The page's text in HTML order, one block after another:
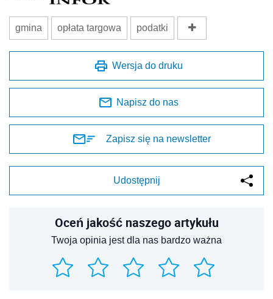
gmina opłata targowa podatki
Wersja do druku
Napisz do nas
Zapisz się na newsletter
Udostępnij
Oceń jakość naszego artykułu
Twoja opinia jest dla nas bardzo ważna